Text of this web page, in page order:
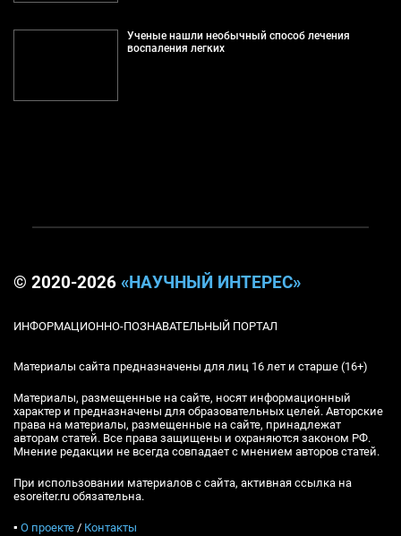
Ученые нашли необычный способ лечения
воспаления легких
© 2020-2026 «НАУЧНЫЙ ИНТЕРЕС»
ИНФОРМАЦИОННО-ПОЗНАВАТЕЛЬНЫЙ ПОРТАЛ
Материалы сайта предназначены для лиц 16 лет и старше (16+)
Материалы, размещенные на сайте, носят информационный
характер и предназначены для образовательных целей. Авторские
права на материалы, размещенные на сайте, принадлежат
авторам статей. Все права защищены и охраняются законом РФ.
Мнение редакции не всегда совпадает с мнением авторов статей.
При использовании материалов с сайта, активная ссылка на
esoreiter.ru обязательна.
▪ О проекте / Контакты